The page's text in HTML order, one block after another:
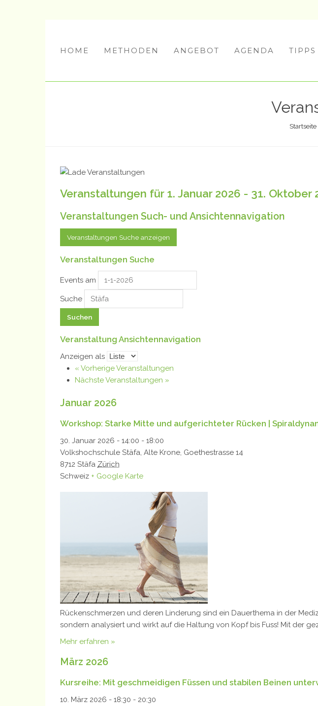
HOME METHODEN ANGEBOT AGENDA TIPPS
Startseite
Veranstaltungen für 1. Januar 2026 - 31. Oktober
Veranstaltungen Such- und Ansichtennavigation
Veranstaltungen Suche anzeigen
Veranstaltungen Suche
Events am
Suche
Veranstaltung Ansichtennavigation
Anzeigen als
« Vorherige Veranstaltungen
Nächste Veranstaltungen »
Januar 2026
Workshop: Starke Mitte und aufgerichteter Rücken |
30. Januar 2026 - 14:00 - 18:00
Volkshochschule Stäfa, Alte Krone, Goethestrasse 14
8712 Stäfa Zürich
Schweiz + Google Karte
Rückenschmerzen und deren Linderung sind ein Dauerthema in der
sondern analysiert und wirkt auf die Haltung von Kopf bis Fuss! Mit der
Mehr erfahren »
März 2026
Kursreihe: Mit geschmeidigen Füssen und stabilen Beinen
10. März 2026 - 18:30 - 20:30